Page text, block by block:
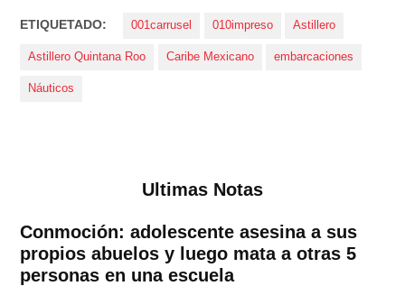
ETIQUETADO: 001carrusel 010impreso Astillero
Astillero Quintana Roo Caribe Mexicano embarcaciones
Náuticos
Ultimas Notas
Conmoción: adolescente asesina a sus
propios abuelos y luego mata a otras 5
personas en una escuela